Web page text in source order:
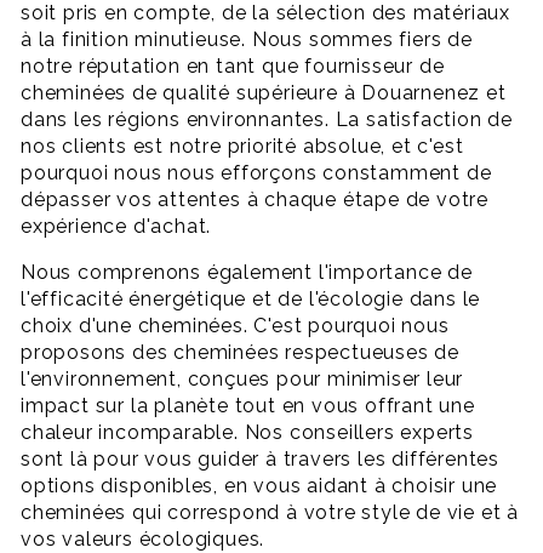
soit pris en compte, de la sélection des matériaux
à la finition minutieuse. Nous sommes fiers de
notre réputation en tant que fournisseur de
cheminées de qualité supérieure à Douarnenez et
dans les régions environnantes. La satisfaction de
nos clients est notre priorité absolue, et c'est
pourquoi nous nous efforçons constamment de
dépasser vos attentes à chaque étape de votre
expérience d'achat.
Nous comprenons également l'importance de
l'efficacité énergétique et de l'écologie dans le
choix d'une cheminées. C'est pourquoi nous
proposons des cheminées respectueuses de
l'environnement, conçues pour minimiser leur
impact sur la planète tout en vous offrant une
chaleur incomparable. Nos conseillers experts
sont là pour vous guider à travers les différentes
options disponibles, en vous aidant à choisir une
cheminées qui correspond à votre style de vie et à
vos valeurs écologiques.